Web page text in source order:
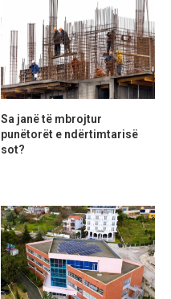
Sa janë të mbrojtur
punëtorët e ndërtimtarisë
sot?